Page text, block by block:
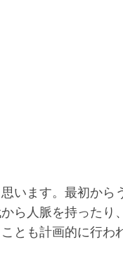
います。最初から
ら人脈を持ったり
とも計画的に行わ